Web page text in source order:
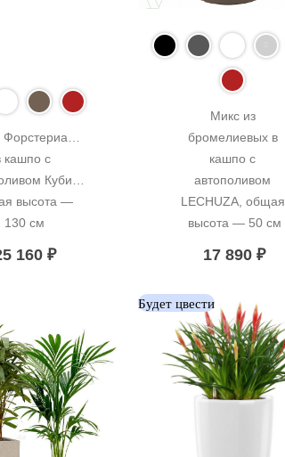
кашпо с
Кубис,
высота —
130 см
160 ₽
Микс из
бромелиевых в
кашпо с
автополивом
LECHUZA, общая
высота — 50 см
17 890₽
Будет цвести